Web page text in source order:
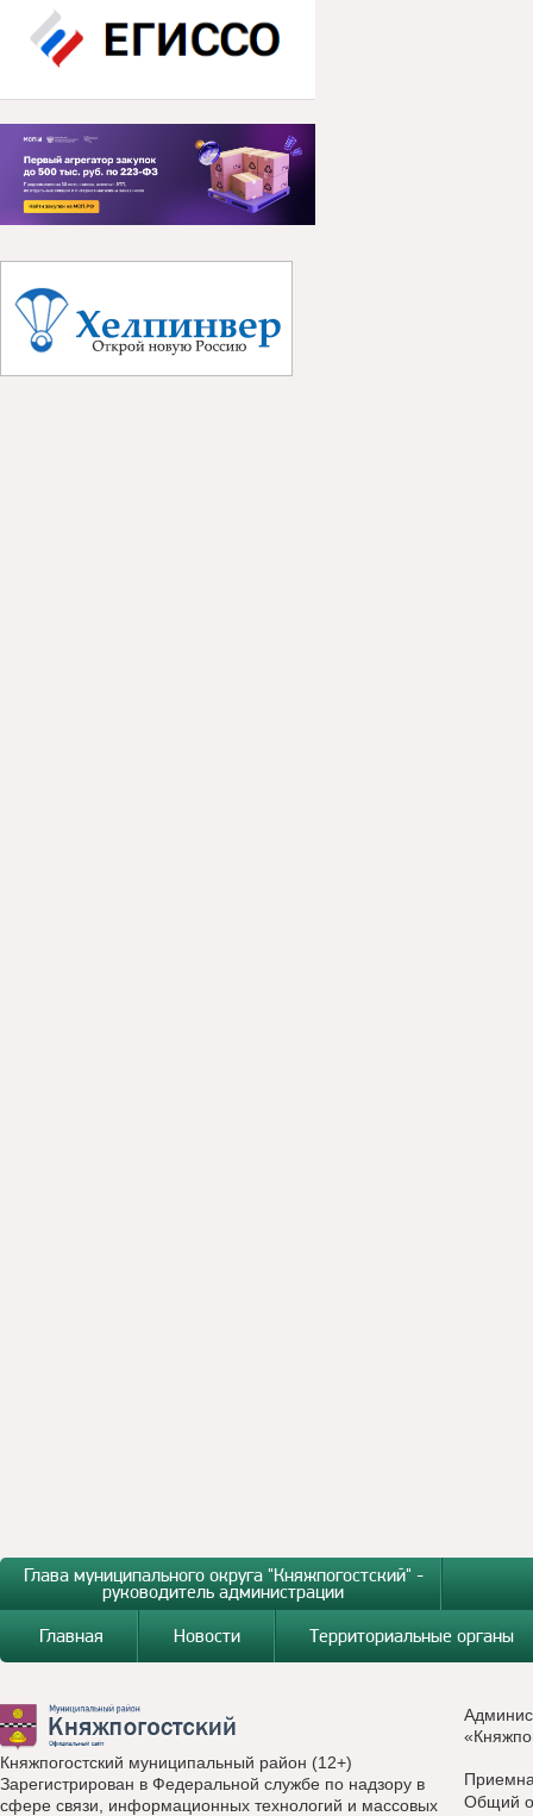
Глава муниципального округа "Княжпогостский" -
руководитель администрации
Главная
Новости Территориальные органы
Княжпогостский муниципальный район (12+)
Зарегистрирован в Федеральной службе по надзору в
сфере связи, информационных технологий и массовых
Общий